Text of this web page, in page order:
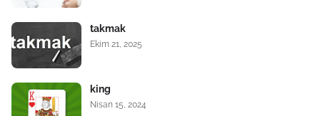
takmak
Ekim 21, 2025
king
Nisan 15, 2024